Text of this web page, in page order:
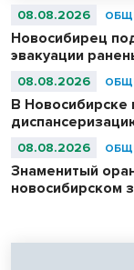
абсолютными
08.08.2026
Новосибирец
эвакуации
08.08.2026
В Новосибирске
08.08.2026
Знаменитый
новосибирском